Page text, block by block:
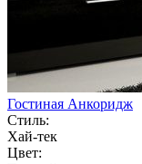
Гостиная Анкоридж
Стиль:
Хай-тек
Цвет: